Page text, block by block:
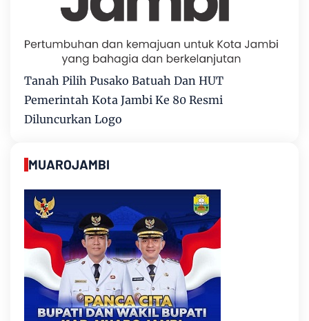
Tanah Pilih Pusako Batuah Dan HUT
Pemerintah Kota Jambi Ke 80 Resmi
Diluncurkan Logo
MUAROJAMBI